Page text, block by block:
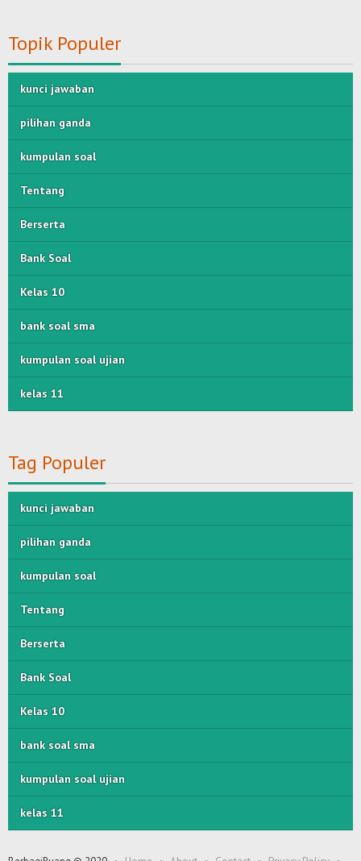
Topik Populer
kunci jawaban
pilihan ganda
kumpulan soal
Tentang
Berserta
Bank Soal
Kelas 10
bank soal sma
kumpulan soal ujian
kelas 11
Tag Populer
kunci jawaban
pilihan ganda
kumpulan soal
Tentang
Berserta
Bank Soal
Kelas 10
bank soal sma
kumpulan soal ujian
kelas 11